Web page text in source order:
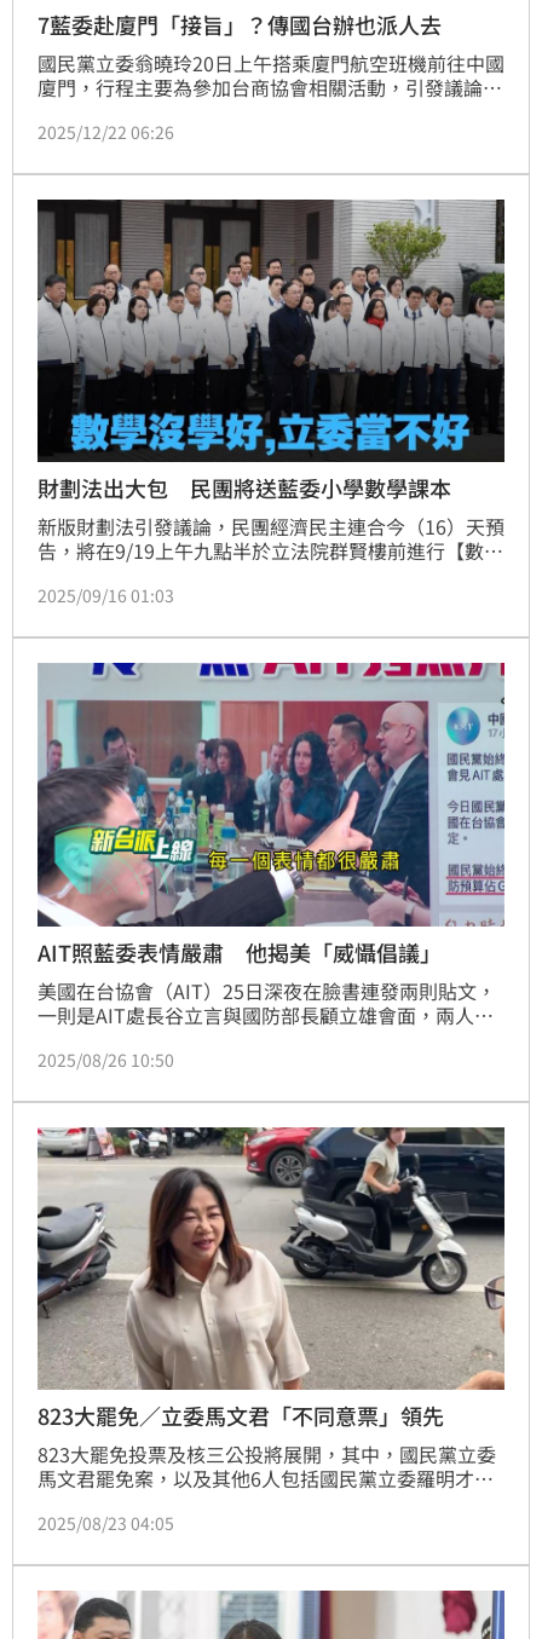
7藍委赴廈門「接旨」？傳國台辦也派人去
國民黨立委翁曉玲20日上午搭乘廈門航空班機前往中國
廈門，行程主要為參加台商協會相關活動，引發議論。
國正在舉行廈門台商成立33週年活動，積極接觸國民黨
元之等人也被直擊搭機前往。如今再爆出7名國民黨立
委赴中後，中國國台辦也派官員南下。
2025/12/22 06:26
財劃法出大包 民團將送藍委小學數學課本
新版財劃法引發議論，民團經濟民主連合今（16）天預
告，將在9/19上午九點半於立法院群賢樓前進行【數學
網】請願行動。將贈國民黨立委小學數學課本，要提醒
2025/09/16 01:03
AIT照藍委表情嚴肅 他揭美「威懾倡議」
美國在台協會（AIT）25日深夜在臉書連發兩則貼文，
一則是AIT處長谷立言與國防部長顧立雄會面，兩人笑
芯、羅智強等人會談，但藍委們神情嚴肅。隨後國民黨
員于北辰和評論員黃創夏直言，美方此舉是「釋放威懾
訊號」。
2025/08/26 10:50
823大罷免／立委馬文君「不同意票」領先
823大罷免投票及核三公投將展開，其中，國民黨立委
馬文君罷免案，以及其他6人包括國民黨立委羅明才、
1994年以後，再次有公投與罷免同時舉辦。而南投縣
人，通過門檻25%為4萬6039人，且同意票數須大於不
同意票數，此罷免案才會通過。《三立新聞網》為您不
斷更新最新進度。
2025/08/23 04:05